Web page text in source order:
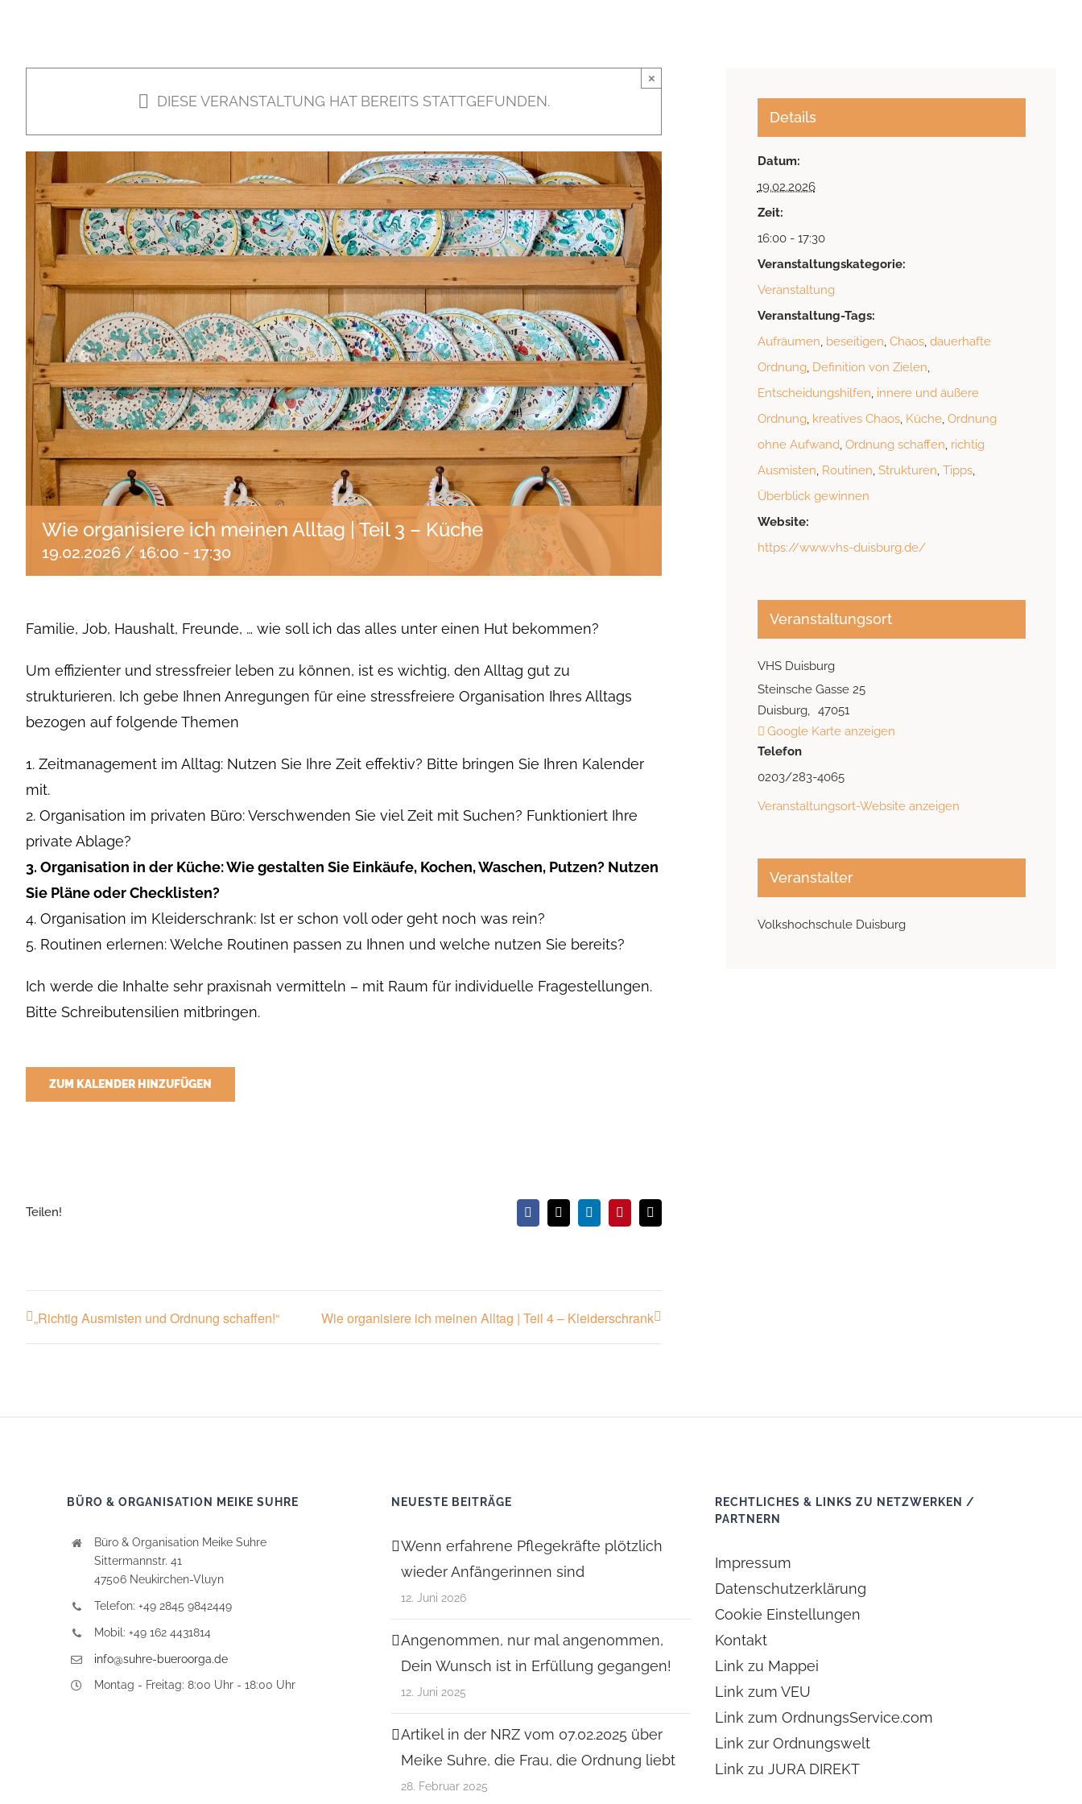
DIESE VERANSTALTUNG HAT BEREITS STATTGEFUNDEN.
×
Wie organisiere ich meinen Alltag | Teil 3 – Küche
19.02.2026 / 16:00 - 17:30
Familie, Job, Haushalt, Freunde, … wie soll ich das alles unter einen Hut bekommen?
Um effizienter und stressfreier leben zu können, ist es wichtig, den Alltag gut zu
strukturieren. Ich gebe Ihnen Anregungen für eine stressfreiere Organisation Ihres Alltags
bezogen auf folgende Themen
1. Zeitmanagement im Alltag: Nutzen Sie Ihre Zeit effektiv? Bitte bringen Sie Ihren Kalender
mit.
2. Organisation im privaten Büro: Verschwenden Sie viel Zeit mit Suchen? Funktioniert Ihre
private Ablage?
3. Organisation in der Küche: Wie gestalten Sie Einkäufe, Kochen, Waschen, Putzen? Nutzen
Sie Pläne oder Checklisten?
4. Organisation im Kleiderschrank: Ist er schon voll oder geht noch was rein?
5. Routinen erlernen: Welche Routinen passen zu Ihnen und welche nutzen Sie bereits?
Ich werde die Inhalte sehr praxisnah vermitteln – mit Raum für individuelle Fragestellungen.
Bitte Schreibutensilien mitbringen.
ZUM KALENDER HINZUFÜGEN
Teilen! Facebook
X LinkedInPinterest
E-
Mail
„Richtig Ausmisten und Ordnung schaffen!“ Wie organisiere ich meinen Alltag | Teil 4 – Kleiderschrank
Details
Datum:
19.02.2026
Zeit:
16:00 - 17:30
Veranstaltungskategorie:
Veranstaltung
Veranstaltung-Tags:
Aufräumen, beseitigen, Chaos, dauerhafte
Ordnung, Definition von Zielen,
Entscheidungshilfen, innere und äußere
Ordnung, kreatives Chaos, Küche, Ordnung
ohne Aufwand, Ordnung schaffen, richtig
Ausmisten, Routinen, Strukturen, Tipps,
Überblick gewinnen
Website:
https://www.vhs-duisburg.de/
Veranstaltungsort
VHS Duisburg
Steinsche Gasse 25
Duisburg, 47051
Google Karte anzeigen
Telefon
0203/283-4065
Veranstaltungsort-Website anzeigen
Veranstalter
Volkshochschule Duisburg
BÜRO & ORGANISATION MEIKE SUHRE
Büro & Organisation Meike Suhre
Sittermannstr. 41
47506 Neukirchen-Vluyn
Telefon: +49 2845 9842449
Mobil: +49 162 4431814
info@suhre-bueroorga.de
Montag - Freitag: 8:00 Uhr - 18:00 Uhr
NEUESTE BEITRÄGE
Wenn erfahrene Pflegekräfte plötzlich
wieder Anfängerinnen sind
12. Juni 2026
Angenommen, nur mal angenommen,
Dein Wunsch ist in Erfüllung gegangen!
12. Juni 2025
Artikel in der NRZ vom 07.02.2025 über
Meike Suhre, die Frau, die Ordnung liebt
28. Februar 2025
RECHTLICHES & LINKS ZU NETZWERKEN /
PARTNERN
Impressum
Datenschutzerklärung
Cookie Einstellungen
Kontakt
Link zu Mappei
Link zum VEU
Link zum OrdnungsService.com
Link zur Ordnungswelt
Link zu JURA DIREKT